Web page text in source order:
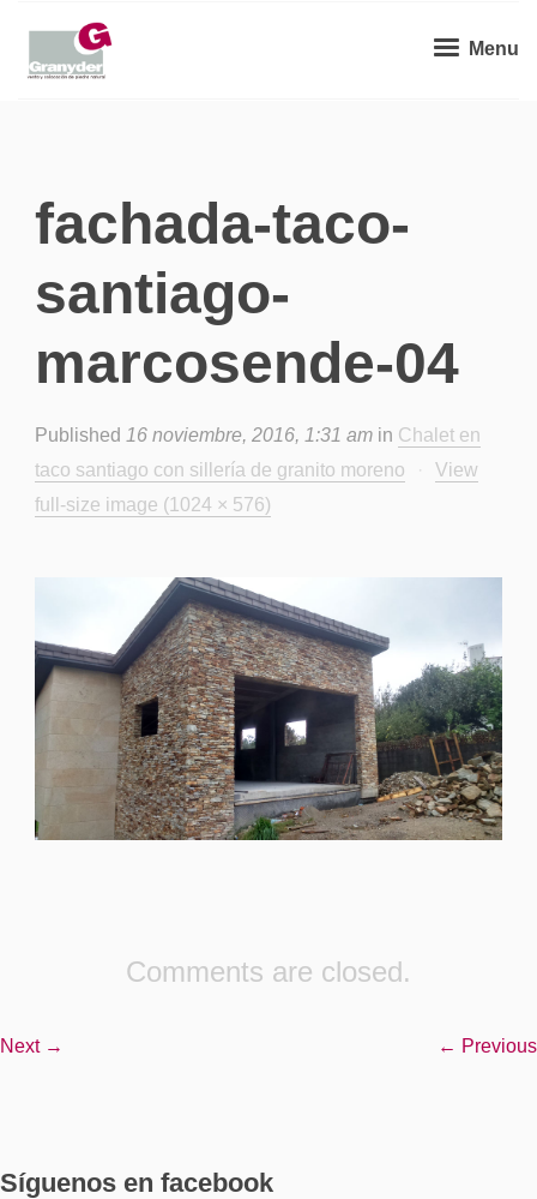
Menu
fachada-taco-
santiago-
marcosende-04
Published 16 noviembre, 2016, 1:31 am in Chalet en
taco santiago con sillería de granito moreno
·
View
full-size image (1024 × 576)
Comments are closed.
← Previous
Next →
Síguenos en facebook